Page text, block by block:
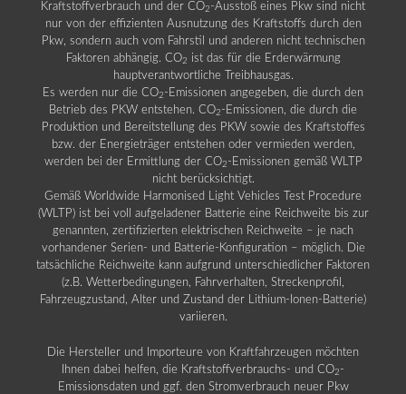
Kraftstoffverbrauch und der CO2 -Ausstoß eines Pkw sind nicht
nur von der effizienten Ausnutzung des Kraftstoffs durch den
Pkw, sondern auch vom Fahrstil und anderen nicht technischen
Faktoren abhängig. CO2 ist das für die Erderwärmung
hauptverantwortliche Treibhausgas.
Es werden nur die CO2 -Emissionen angegeben, die durch den
Betrieb des PKW entstehen. CO2 -Emissionen, die durch die
Produktion und Bereitstellung des PKW sowie des Kraftstoffes
bzw. der Energieträger entstehen oder vermieden werden,
werden bei der Ermittlung der CO2 -Emissionen gemäß WLTP
nicht berücksichtigt.
Gemäß Worldwide Harmonised Light Vehicles Test Procedure
(WLTP) ist bei voll aufgeladener Batterie eine Reichweite bis zur
genannten, zertifizierten elektrischen Reichweite – je nach
vorhandener Serien- und Batterie-Konfiguration – möglich. Die
tatsächliche Reichweite kann aufgrund unterschiedlicher Faktoren
(z.B. Wetterbedingungen, Fahrverhalten, Streckenprofil,
Fahrzeugzustand, Alter und Zustand der Lithium-Ionen-Batterie)
variieren.
Die Hersteller und Importeure von Kraftfahrzeugen möchten
Ihnen dabei helfen, die Kraftstoffverbrauchs- und CO2 -
Emissionsdaten und ggf. den Stromverbrauch neuer Pkw